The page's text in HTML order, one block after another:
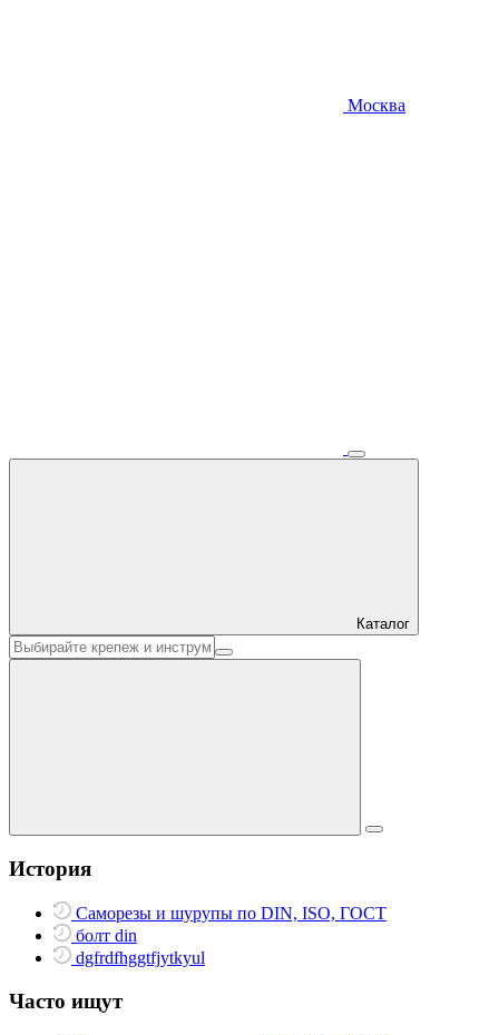
Москва
Каталог
История
Саморезы и шурупы по DIN, ISO, ГОСТ
болт din
dgfrdfhggtfjytkyul
Часто ищут